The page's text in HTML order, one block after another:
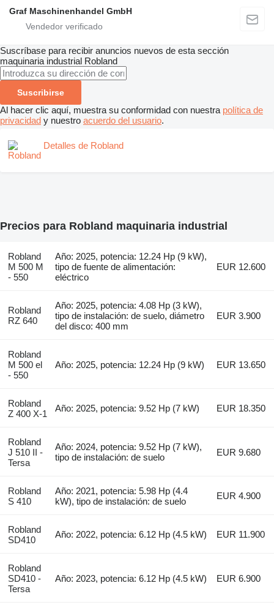
Graf Maschinenhandel GmbH
Suscríbase para recibir anuncios nuevos de esta sección
maquinaria industrial Robland
Suscribirse
Al hacer clic aquí, muestra su conformidad con nuestra política de
privacidad y nuestro acuerdo del usuario.
Detalles de Robland
Precios para Robland maquinaria industrial
Robland
M 500 M
- 550
Año: 2025, potencia: 12.24 Hp (9 kW),
tipo de fuente de alimentación:
eléctrico
EUR 12.600
Robland
RZ 640
Año: 2025, potencia: 4.08 Hp (3 kW),
tipo de instalación: de suelo, diámetro
del disco: 400 mm
EUR 3.900
Robland
M 500 el
- 550
Año: 2025, potencia: 12.24 Hp (9 kW) EUR 13.650
Robland
Z 400 X-1
Año: 2025, potencia: 9.52 Hp (7 kW) EUR 18.350
Robland
J 510 II -
Tersa
Año: 2024, potencia: 9.52 Hp (7 kW),
tipo de instalación: de suelo
EUR 9.680
Robland
S 410
Año: 2021, potencia: 5.98 Hp (4.4
kW), tipo de instalación: de suelo
EUR 4.900
Robland
SD410
Año: 2022, potencia: 6.12 Hp (4.5 kW) EUR 11.900
Robland
SD410 -
Tersa
Año: 2023, potencia: 6.12 Hp (4.5 kW) EUR 6.900